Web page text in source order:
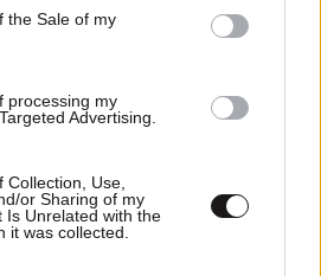
the Sale of my
processing my
Advertising.
Use,
or Sharing of my
Is Unrelated with the
it was collected.
αγορά” καυσίμων. Το
παραδέχτηκε επίσημα